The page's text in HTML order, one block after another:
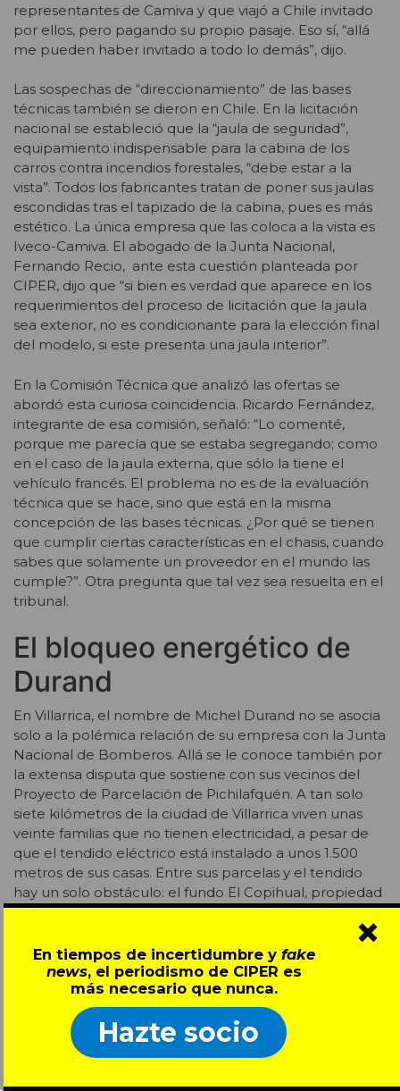
En tiempos de incertidumbre y fake
news, el periodismo de CIPER es
más necesario que nunca.
Hazte socio
×
representantes de Camiva y que viajó a Chile invitado
por ellos, pero pagando su propio pasaje. Eso sí, “allá
me pueden haber invitado a todo lo demás”, dijo.
Las sospechas de “direccionamiento” de las bases
técnicas también se dieron en Chile. En la licitación
nacional se estableció que la “jaula de seguridad”,
equipamiento indispensable para la cabina de los
carros contra incendios forestales, “debe estar a la
vista”. Todos los fabricantes tratan de poner sus jaulas
escondidas tras el tapizado de la cabina, pues es más
estético. La única empresa que las coloca a la vista es
Iveco-Camiva. El abogado de la Junta Nacional,
Fernando Recio, ante esta cuestión planteada por
CIPER, dijo que “si bien es verdad que aparece en los
requerimientos del proceso de licitación que la jaula
sea exterior, no es condicionante para la elección final
del modelo, si este presenta una jaula interior”.
En la Comisión Técnica que analizó las ofertas se
abordó esta curiosa coincidencia. Ricardo Fernández,
integrante de esa comisión, señaló: “Lo comenté,
porque me parecía que se estaba segregando; como
en el caso de la jaula externa, que sólo la tiene el
vehículo francés. El problema no es de la evaluación
técnica que se hace, sino que está en la misma
concepción de las bases técnicas. ¿Por qué se tienen
que cumplir ciertas características en el chasis, cuando
sabes que solamente un proveedor en el mundo las
cumple?”. Otra pregunta que tal vez sea resuelta en el
tribunal.
El bloqueo energético de
Durand
En Villarrica, el nombre de Michel Durand no se asocia
solo a la polémica relación de su empresa con la Junta
Nacional de Bomberos. Allá se le conoce también por
la extensa disputa que sostiene con sus vecinos del
Proyecto de Parcelación de Pichilafquén. A tan solo
siete kilómetros de la ciudad de Villarrica viven unas
veinte familias que no tienen electricidad, a pesar de
que el tendido eléctrico está instalado a unos 1.500
metros de sus casas. Entre sus parcelas y el tendido
hay un solo obstáculo: el fundo El Copihual, propiedad
de Michel Durand.
Desde que Durand se instaló en la zona, alrededor de
1989, se ha negado reiteradamente a dejar pasar la
electricidad por su terreno, escudándose en la
servidumbre de paso. Y van ya 23 años. Justo antes de
que Durand adquiriese esta parcela, se empezó a
elaborar un proyecto para dotar de electricidad a toda